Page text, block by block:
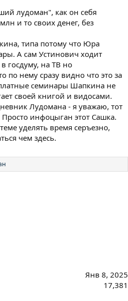
лудоман", как он себя
и то своих денег, без
типа потому что Юра
А сам Устинович ходит
госдуму, на ТВ но
по нему сразу видно что это за
семинары Шапкина не
своей книгой и видосами.
Лудомана - я уважаю, тот
Просто инфоцыган этот Сашка.
уделять время серъезно,
чем здесь.
Янв 8, 2025
17,381